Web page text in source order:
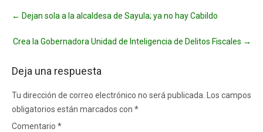
navigation
← Dejan sola a la alcaldesa de Sayula; ya no hay Cabildo
Crea la Gobernadora Unidad de Inteligencia de Delitos Fiscales →
Deja una respuesta
Tu dirección de correo electrónico no será publicada.
Los campos
obligatorios están marcados con *
Comentario *